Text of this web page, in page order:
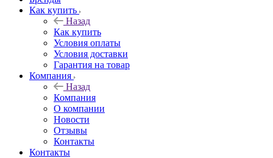
Как купить
Назад
Как купить
Условия оплаты
Условия доставки
Гарантия на товар
Компания
Назад
Компания
О компании
Новости
Отзывы
Контакты
Контакты